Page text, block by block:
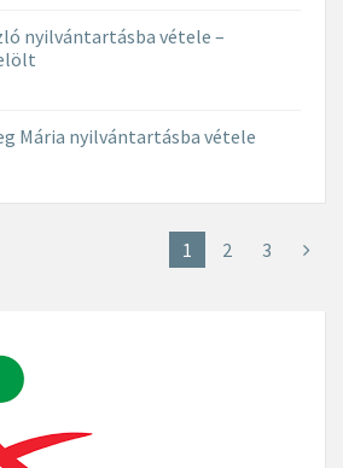
nyilvántartásba vétele –
Mária nyilvántartásba vétele
1 2 3